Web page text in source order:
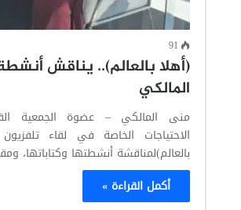
91
(أهلا بالعالم).. يناقش
المالكي
منى المالكي – عضوة الجمعية
الاحتياجات الخاصة في لقاء
بالعالم)لمناقشة أنشطتها وكتاباتها،
أكمل القراءة »